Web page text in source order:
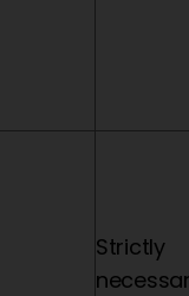
Strictly